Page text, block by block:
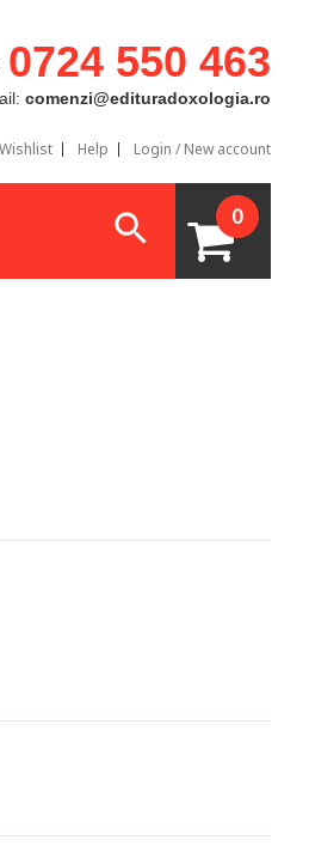
0724 550 463
comenzi@edituradoxologia.ro
Wishlist Help Login / New account
0